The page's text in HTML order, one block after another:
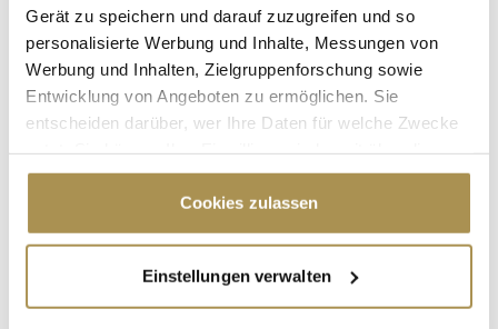
Gerät zu speichern und darauf zuzugreifen und so
personalisierte Werbung und Inhalte, Messungen von
Werbung und Inhalten, Zielgruppenforschung sowie
Entwicklung von Angeboten zu ermöglichen. Sie
entscheiden darüber, wer Ihre Daten für welche Zwecke
Cookie-Erklärung oder durch Klicken auf das Privacy
Trigger Symbol ändern oder widerrufen
Informationen über Ihre geografische Lage
erfassen, welche bis auf einige Meter genau sein
Cookies zulassen
Einstellungen verwalten